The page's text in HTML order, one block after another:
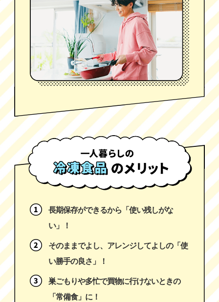
長期保存ができるから「使い残しがな
い」！
そのままでよし、アレンジしてよしの「使
い勝手の良さ」！
巣ごもりや多忙で買物に行けないときの
「常備食」に！